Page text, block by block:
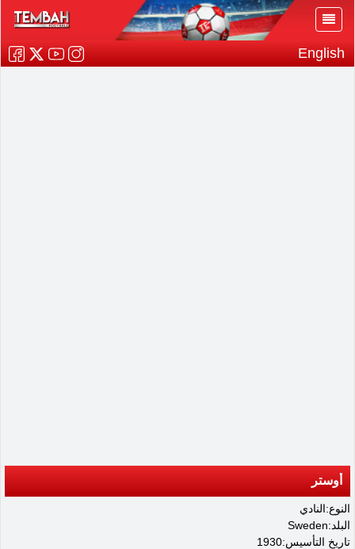
English
أوستر
النوع:النادي
البلد:Sweden
تاريخ التأسيس:1930